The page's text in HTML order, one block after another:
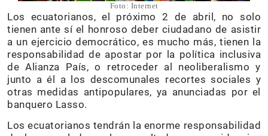
Foto: Internet
Los ecuatorianos, el próximo 2 de abril, no solo
tienen ante sí el honroso deber ciudadano de asistir
a un ejercicio democrático, es mucho más, tienen la
responsabilidad de apostar por la política inclusiva
de Alianza País, o retroceder al neoliberalismo y
junto a él a los descomunales recortes sociales y
otras medidas antipopulares, ya anunciadas por el
banquero Lasso.
Los ecuatorianos tendrán la enorme responsabilidad